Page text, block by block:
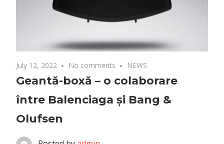
July 12, 2022 No comments NEWS
Geantă-boxă – o colaborare
între Balenciaga și Bang &
Olufsen